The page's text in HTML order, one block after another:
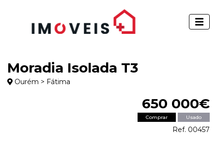
Moradia Isolada T3
Ourém > Fátima
650 000€
Comprar Usado
Ref. 00457